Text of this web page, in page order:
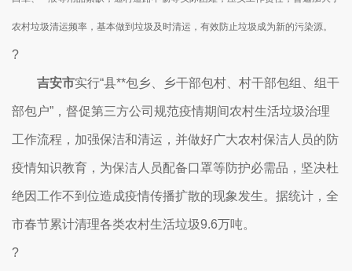
农村垃圾清运频率，基本做到垃圾及时清运，有效防止垃圾成为新的污染源。
?
吉安市实行“县**包乡、乡干部包村、村干部包组、组干
部包户”，督促第三方公司规范疫情期间农村生活垃圾治理
工作流程，加强保洁和清运，并做好广大农村保洁人员的防
疫情知识教育，为保洁人员配备口罩等防护必需品，坚决杜
绝因工作不到位造成疫情传播扩散的现象发生。据统计，全
市春节累计清理各类农村生活垃圾9.6万吨。
?